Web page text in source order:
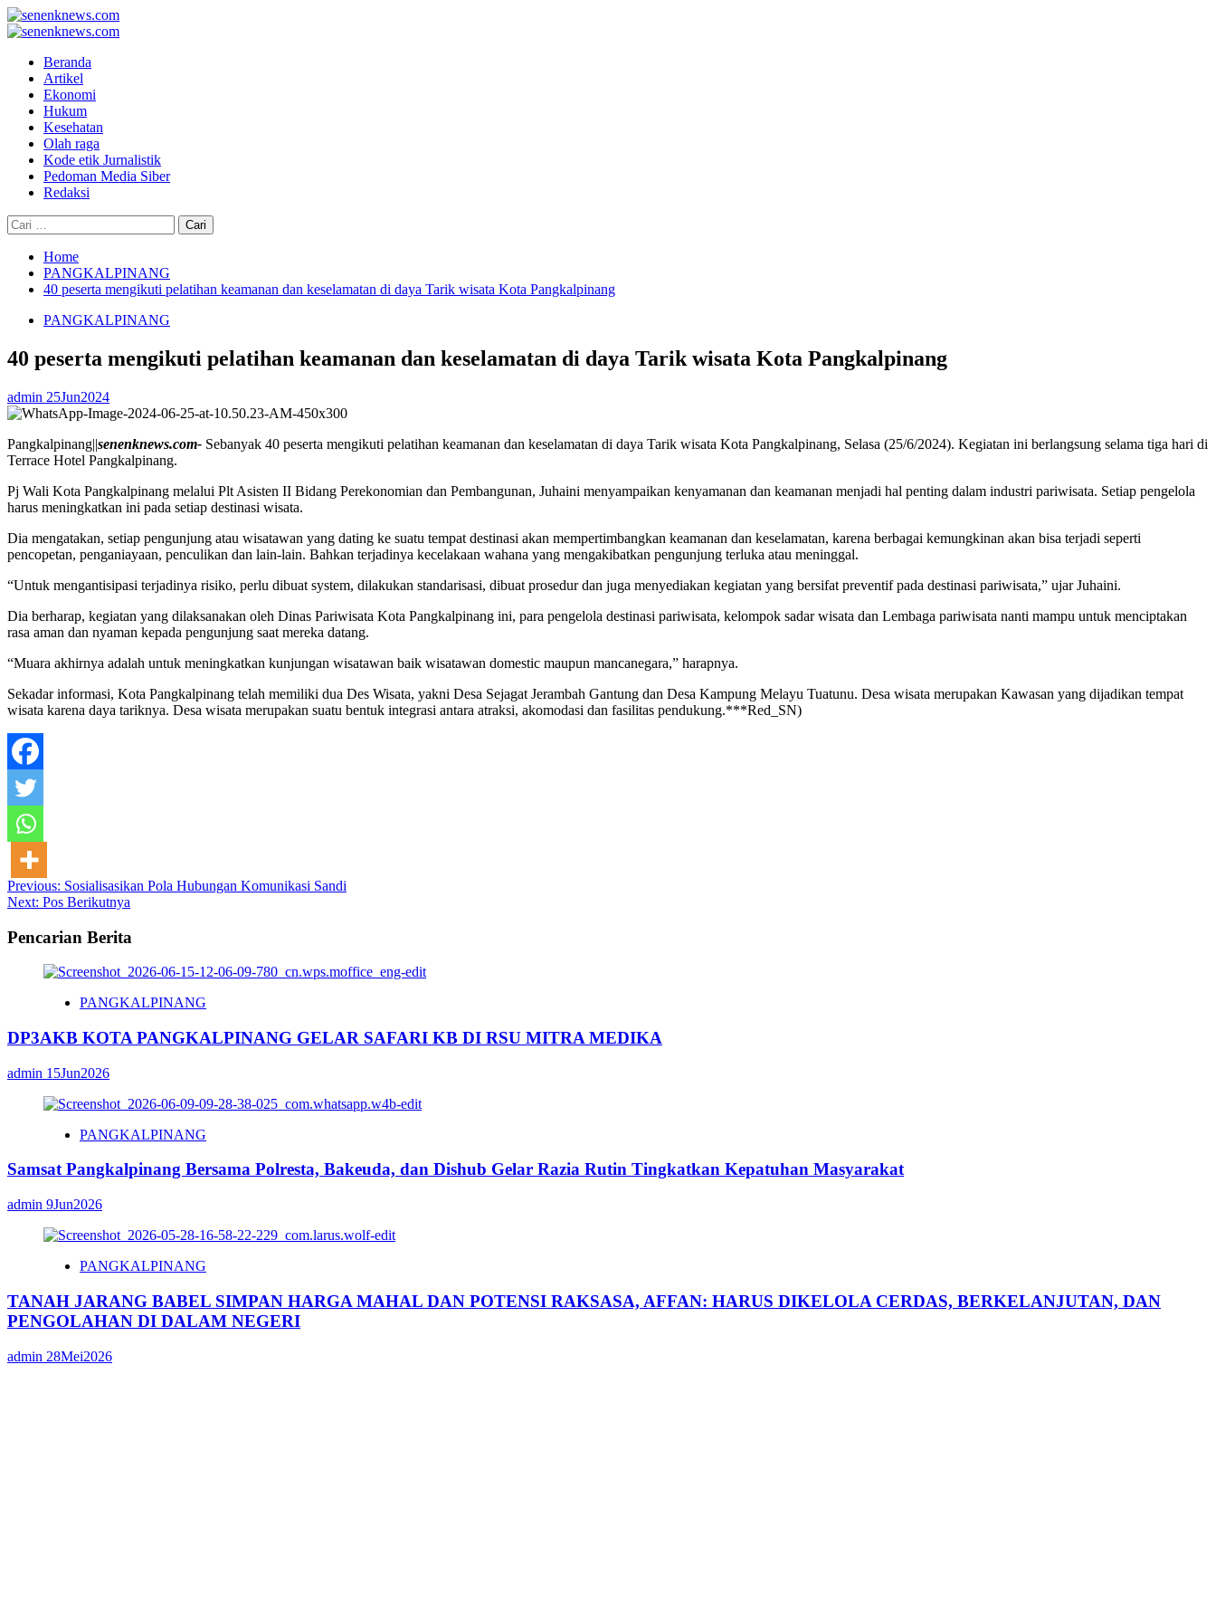
Skip
to
Primary
Beranda
Artikel
Ekonomi
Hukum
Kesehatan
Olah raga
Kode etik Jurnalistik
Pedoman Media Siber
Redaksi
Cari
untuk:
Home
PANGKALPINANG
40 peserta mengikuti pelatihan keamanan dan keselamatan di daya Tarik wisata Kota Pangkalpinang
PANGKALPINANG
40 peserta mengikuti pelatihan keamanan dan keselamatan di daya Tarik wisata Kota Pangkalpinang
admin 25Jun2024
Pangkalpinang||senenknews.com- Sebanyak 40 peserta mengikuti pelatihan keamanan dan keselamatan di daya Tarik wisata Kota Pangkalpinang, Selasa (25/6/2024). Kegiatan ini berlangsung selama tiga hari di
Terrace Hotel Pangkalpinang.
Pj Wali Kota Pangkalpinang melalui Plt Asisten II Bidang Perekonomian dan Pembangunan, Juhaini menyampaikan kenyamanan dan keamanan menjadi hal penting dalam industri pariwisata. Setiap pengelola
harus meningkatkan ini pada setiap destinasi wisata.
Dia mengatakan, setiap pengunjung atau wisatawan yang dating ke suatu tempat destinasi akan mempertimbangkan keamanan dan keselamatan, karena berbagai kemungkinan akan bisa terjadi seperti
pencopetan, penganiayaan, penculikan dan lain-lain. Bahkan terjadinya kecelakaan wahana yang mengakibatkan pengunjung terluka atau meninggal.
“Untuk mengantisipasi terjadinya risiko, perlu dibuat system, dilakukan standarisasi, dibuat prosedur dan juga menyediakan kegiatan yang bersifat preventif pada destinasi pariwisata,” ujar Juhaini.
Dia berharap, kegiatan yang dilaksanakan oleh Dinas Pariwisata Kota Pangkalpinang ini, para pengelola destinasi pariwisata, kelompok sadar wisata dan Lembaga pariwisata nanti mampu untuk menciptakan
rasa aman dan nyaman kepada pengunjung saat mereka datang.
“Muara akhirnya adalah untuk meningkatkan kunjungan wisatawan baik wisatawan domestic maupun mancanegara,” harapnya.
Sekadar informasi, Kota Pangkalpinang telah memiliki dua Des Wisata, yakni Desa Sejagat Jerambah Gantung dan Desa Kampung Melayu Tuatunu. Desa wisata merupakan Kawasan yang dijadikan tempat
wisata karena daya tariknya. Desa wisata merupakan suatu bentuk integrasi antara atraksi, akomodasi dan fasilitas pendukung.***Red_SN)
Post
navigation
Previous: Sosialisasikan Pola Hubungan Komunikasi Sandi
Next: Pos Berikutnya
Pencarian Berita
PANGKALPINANG
DP3AKB KOTA PANGKALPINANG GELAR SAFARI KB DI RSU MITRA MEDIKA
admin 15Jun2026
PANGKALPINANG
Samsat Pangkalpinang Bersama Polresta, Bakeuda, dan Dishub Gelar Razia Rutin Tingkatkan Kepatuhan Masyarakat
admin 9Jun2026
PANGKALPINANG
TANAH JARANG BABEL SIMPAN HARGA MAHAL DAN POTENSI RAKSASA, AFFAN: HARUS DIKELOLA CERDAS, BERKELANJUTAN, DAN
PENGOLAHAN DI DALAM NEGERI
admin 28Mei2026